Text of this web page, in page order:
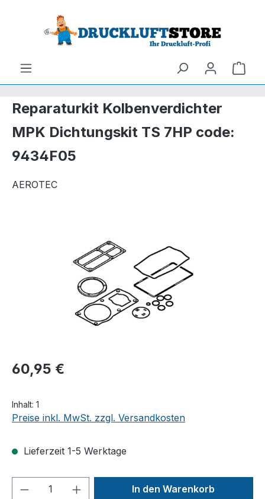
Hauptinhalt springen
Zur Suche springen
Reparaturkit Kolbenverdichter
MPK Dichtungskit TS 7HP code:
9434F05
AEROTEC
60,95 €
Inhalt: 1
Preise inkl. MwSt. zzgl. Versandkosten
Lieferzeit 1-5 Werktage
Produkt Anzahl: Gib denIn den Warenkorb